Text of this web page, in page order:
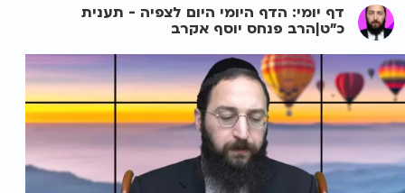
דף יומי: הדף היומי היום לצפיה - תענית
כ"ט|הרב פנחס יוסף אקרב